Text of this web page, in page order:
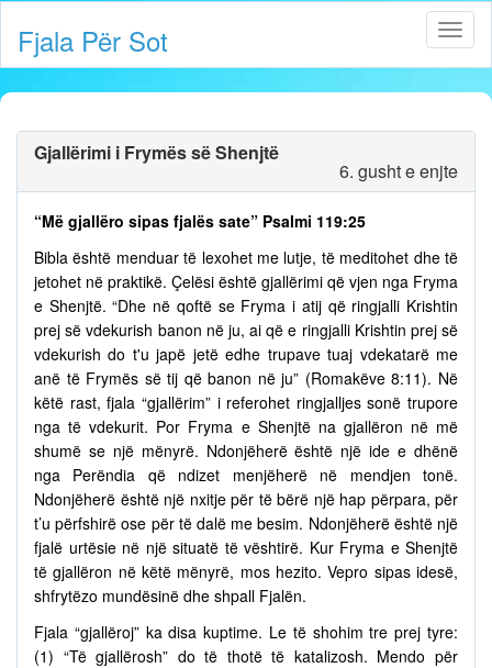
Fjala Për Sot
Gjallërimi i Frymës së Shenjtë
6. gusht e enjte
“Më gjallëro sipas fjalës sate” Psalmi 119:25
Bibla është menduar të lexohet me lutje, të meditohet dhe të
jetohet në praktikë. Çelësi është gjallërimi që vjen nga Fryma
e Shenjtë. “Dhe në qoftë se Fryma i atij që ringjalli Krishtin
prej së vdekurish banon në ju, ai që e ringjalli Krishtin prej së
vdekurish do t'u japë jetë edhe trupave tuaj vdekatarë me
anë të Frymës së tij që banon në ju” (Romakëve 8:11). Në
këtë rast, fjala “gjallërim” i referohet ringjalljes sonë trupore
nga të vdekurit. Por Fryma e Shenjtë na gjallëron në më
shumë se një mënyrë. Ndonjëherë është një ide e dhënë
nga Perëndia që ndizet menjëherë në mendjen tonë.
Ndonjëherë është një nxitje për të bërë një hap përpara, për
t’u përfshirë ose për të dalë me besim. Ndonjëherë është një
fjalë urtësie në një situatë të vështirë. Kur Fryma e Shenjtë
të gjallëron në këtë mënyrë, mos hezito. Vepro sipas idesë,
shfrytëzo mundësinë dhe shpall Fjalën.
Fjala “gjallëroj” ka disa kuptime. Le të shohim tre prej tyre:
(1) “Të gjallërosh” do të thotë të katalizosh. Mendo për